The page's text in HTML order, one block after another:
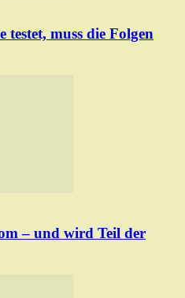
testet, muss die Folgen
– und wird Teil der